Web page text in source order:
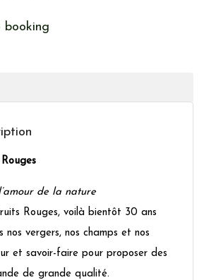
booking
de la nature
Rouges, voilà bientôt 30 ans
nos vergers, nos champs et nos
et savoir-faire pour proposer des
de grande qualité.